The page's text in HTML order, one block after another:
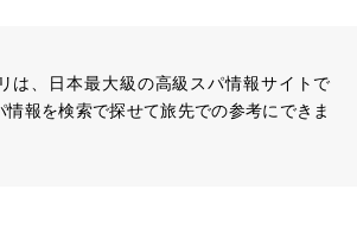
は、日本最大級の高級スパ情報サイトで
情報を検索で探せて旅先での参考にできま